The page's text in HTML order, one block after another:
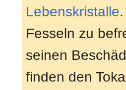
Lebenskristalle
Fesseln zu
seinen
finden den